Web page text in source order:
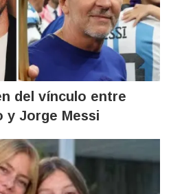
del vínculo entre
y Jorge Messi